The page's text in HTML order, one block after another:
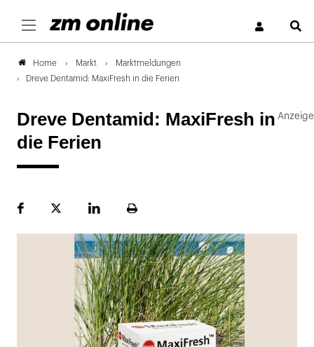
Home Markt
Marktmeldungen
Dreve Dentamid: MaxiFresh in die Ferien
Dreve Dentamid: MaxiFresh in
die Ferien
FacebookPlattformLinekdInSeite